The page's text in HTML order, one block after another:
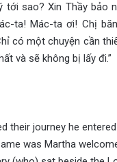
tới sao? Xin Thầy bảo
ta! Mác-ta ơi! Chị
có một chuyện cần
và sẽ không bị lấy đi.”
their journey he
was Martha